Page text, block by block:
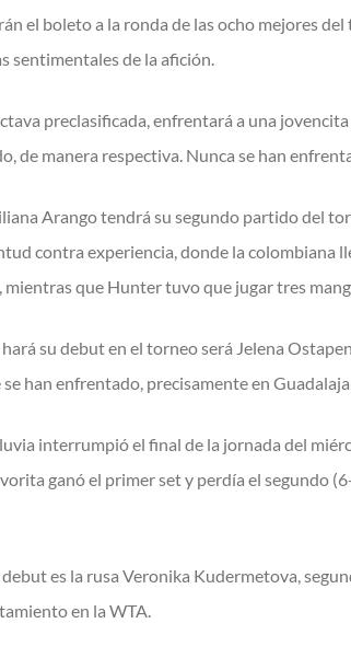
el boleto a la ronda de las ocho mejores
sentimentales de la afición.
preclasificada, enfrentará a una
de manera respectiva. Nunca se han
Arango tendrá su segundo partido del
contra experiencia, donde la colombiana
mientras que Hunter tuvo que jugar tres
su debut en el torneo será Jelena
han enfrentado, precisamente en
interrumpió el final de la jornada del
ganó el primer set y perdía el segundo
debut es la rusa Veronika Kudermetova,
en la WTA.